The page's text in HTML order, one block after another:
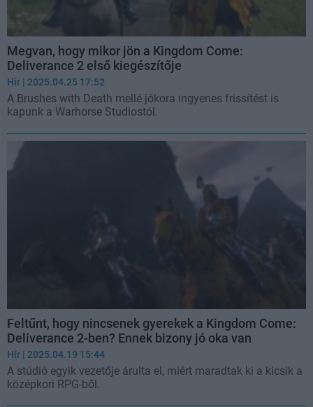
Megvan, hogy mikor jön a Kingdom Come:
Deliverance 2 első kiegészítője
Hír | 2025.04.25 17:52
A Brushes with Death mellé jókora ingyenes frissítést is
kapunk a Warhorse Studiostól.
Feltűnt, hogy nincsenek gyerekek a Kingdom Come:
Deliverance 2-ben? Ennek bizony jó oka van
Hír | 2025.04.19 15:44
A stúdió egyik vezetője árulta el, miért maradtak ki a kicsik a
középkori RPG-ből.